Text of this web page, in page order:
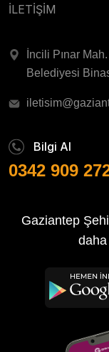
İLETİŞİM
İncili Pınar
Belediyesi
Bilgi Al
0342 909
Gaziantep
daha